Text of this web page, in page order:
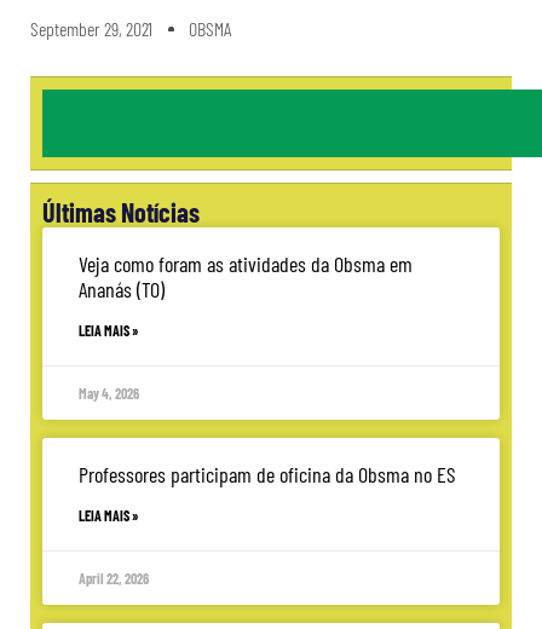
September 29, 2021 OBSMA
Últimas Notícias
Veja como foram as atividades da Obsma em
Ananás (TO)
LEIA MAIS »
May 4, 2026
Professores participam de oficina da Obsma no ES
LEIA MAIS »
April 22, 2026